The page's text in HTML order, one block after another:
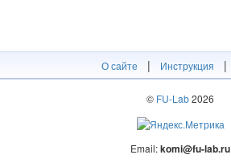
О сайте | Инструкция |
© FU-Lab2026
Email:komi@fu-lab.ru